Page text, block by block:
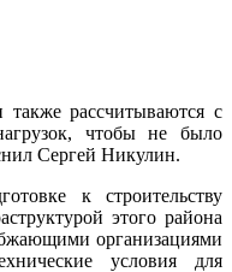
также рассчитываются с
чтобы не было
Сергей Никулин.
к строительству
этого района
организациями
условия для